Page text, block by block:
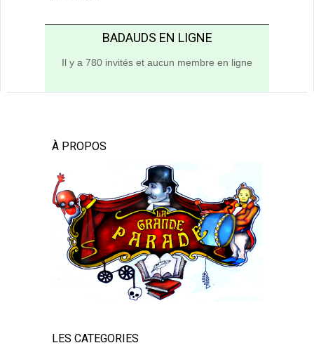
BADAUDS EN LIGNE
Il y a 780 invités et aucun membre en ligne
À PROPOS
LES CATEGORIES